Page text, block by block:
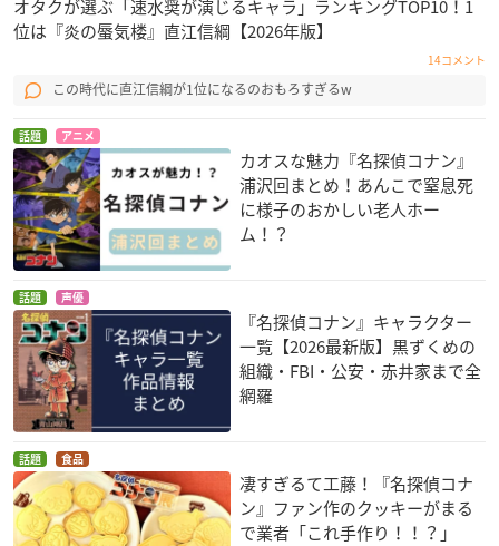
オタクが選ぶ「速水奨が演じるキャラ」ランキングTOP10！1
位は『炎の蜃気楼』直江信綱【2026年版】
14コメント
この時代に直江信綱が1位になるのおもろすぎるw
話題 アニメ
カオスな魅力『名探偵コナン』
浦沢回まとめ！あんこで窒息死
に様子のおかしい老人ホー
ム！？
話題 声優
『名探偵コナン』キャラクター
一覧【2026最新版】黒ずくめの
組織・FBI・公安・赤井家まで全
網羅
話題 食品
凄すぎるて工藤！『名探偵コナ
ン』ファン作のクッキーがまる
で業者「これ手作り！！？」